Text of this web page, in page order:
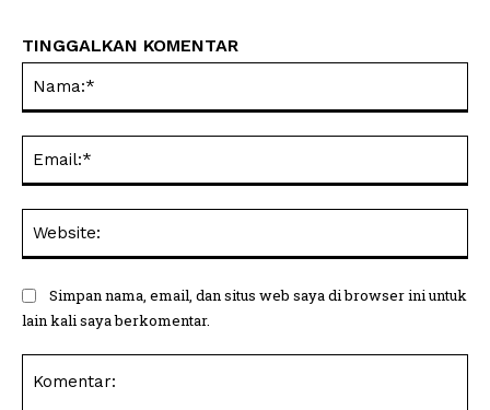
TINGGALKAN KOMENTAR
Simpan nama, email, dan situs web saya di browser ini untuk
lain kali saya berkomentar.